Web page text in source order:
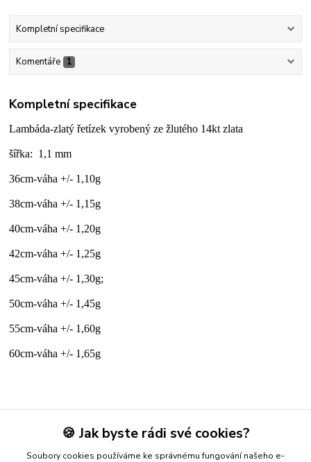
Kompletní specifikace
Komentáře 1
Kompletní specifikace
Lambáda-zlatý řetízek vyrobený ze žlutého 14kt zlata
šířka: 1,1 mm
36cm-váha +/- 1,10g
38cm-váha +/- 1,15g
40cm-váha +/- 1,20g
42cm-váha +/- 1,25g
45cm-váha +/- 1,30g;
50cm-váha +/- 1,45g
55cm-váha +/- 1,60g
60cm-váha +/- 1,65g
Zboží zařazeno v kategoriích
ZLATÉ ŘETÍZKY🍪 Jak byste rádi své cookies?
Soubory cookies používáme ke správnému fungování našeho e-